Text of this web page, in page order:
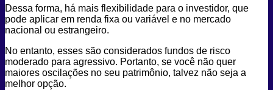
Dessa forma, há mais flexibilidade para o investidor, que
pode aplicar em renda fixa ou variável e no mercado
nacional ou estrangeiro.
No entanto, esses são considerados fundos de risco
moderado para agressivo. Portanto, se você não quer
maiores oscilações no seu patrimônio, talvez não seja a
melhor opção.